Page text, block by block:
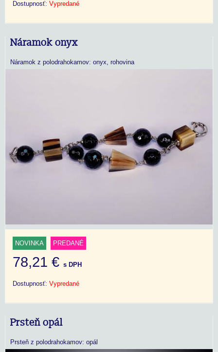
Dostupnosť: Vypredané
Náramok onyx
Náramok z polodrahokamov: onyx, rohovina
NOVINKA PREDANÉ
78,21 € s DPH
Dostupnosť: Vypredané
Prsteň opál
Prsteň z polodrahokamov: opál